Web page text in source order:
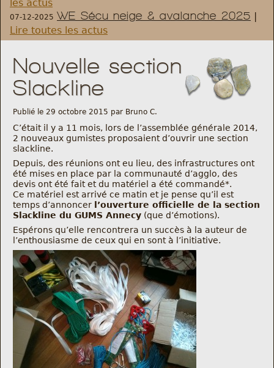
Règlement et statuts
Modalités d’inscriptions
Cartes découvertes
Comité Directeur
Frais kilométriques
Formation
Infos contact
Nous contacter
Nous trouver
Comment être informé des sorties
Programme
les actus
07-12-2025 WE Sécu neige & avalanche 2025 |
Lire toutes les actus
Nouvelle section
Slackline
Publié le 29 octobre 2015 par Bruno C.
C’était il y a 11 mois, lors de l’assemblée générale 2014,
2 nouveaux gumistes proposaient d’ouvrir une section
slackline.
Depuis, des réunions ont eu lieu, des infrastructures ont
été mises en place par la communauté d’agglo, des
devis ont été fait et du matériel a été commandé*.
Ce matériel est arrivé ce matin et je pense qu’il est
temps d’annoncer
l’ouverture officielle de la section
Slackline du GUMS Annecy (que d’émotions).
Espérons qu’elle rencontrera un succès à la auteur de
l’enthousiasme de ceux qui en sont à l’initiative.